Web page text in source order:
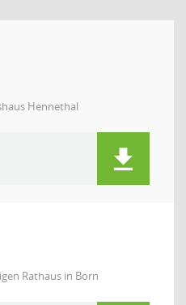
Hennethal
Rathaus in Born